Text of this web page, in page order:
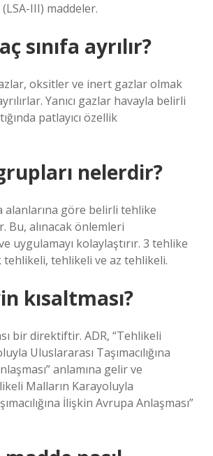
(LSA-III) maddeler.
sınıfa ayrılır?
oksitler ve inert gazlar olmak
Yanıcı gazlar havayla belirli
patlayıcı özellik
nelerdir?
alanlarına göre belirli tehlike
Bu, alınacak önlemleri
ve uygulamayı kolaylaştırır. 3 tehlike
tehlikeli, tehlikeli ve az tehlikeli.
kısaltması?
bir direktiftir. ADR, “Tehlikeli
Uluslararası Taşımacılığına
anlamına gelir ve
Malların Karayoluyla
İlişkin Avrupa Anlaşması”